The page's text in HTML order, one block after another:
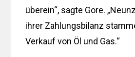
überein“, sagte Gore.
ihrer Zahlungsbilanz
Verkauf von Öl und Gas.“